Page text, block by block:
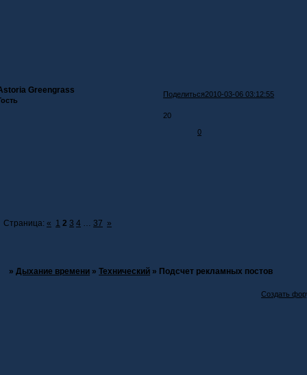
Поделиться2010-03-06 03:12:55
Greengrass
20
0
Страница: « 1 2 3 4 … 37 »
»Дыхание времени »Технический » Подсчет рекламных постов
Создать